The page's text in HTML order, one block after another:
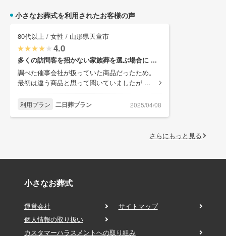
小さなお葬式を利用されたお客様の声
80代以上 / 女性 / 山形県天童市
4.0
多くの訪問客を招かない家族葬を選ぶ場合に ...
調べた催事会社が扱っていた商品だったため。
最初は違う商品と思って聞いていましたが ...
利用プラン 二日葬プラン 2025/04/08
さらにもっと見る
小さなお葬式
運営会社
サイトマップ
個人情報の取り扱い
カスタマーハラスメントへの取り組み